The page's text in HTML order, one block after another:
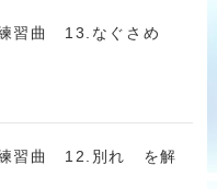
練習曲 13.なぐさめ
練習曲 12.別れ を解